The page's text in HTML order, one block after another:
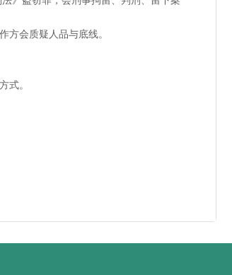
会质疑人品与底线。
式。